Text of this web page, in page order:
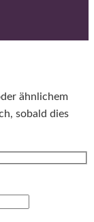
ähnlichem
sobald dies